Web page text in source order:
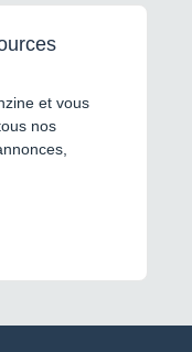
et vous
nos